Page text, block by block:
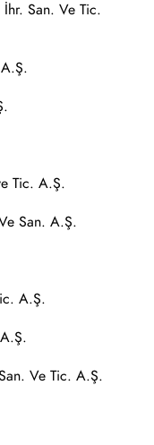
San. Ve Tic.
Tic. A.Ş.
San. A.Ş.
A.Ş.
Ve Tic. A.Ş.